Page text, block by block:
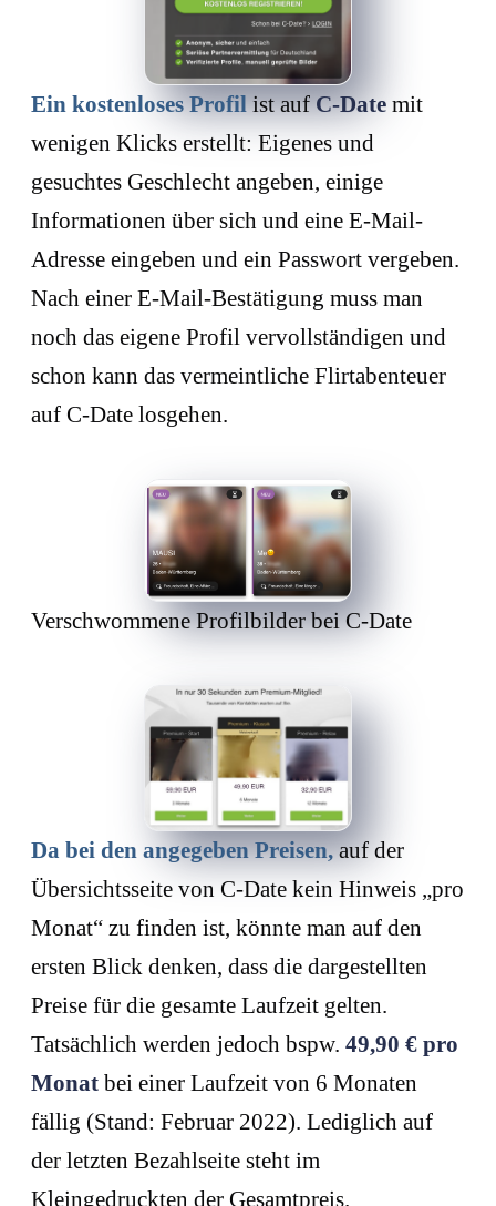
Ein kostenloses Profilist aufC-Date mit
wenigen Klicks erstellt: Eigenes und
gesuchtes Geschlecht angeben, einige
Informationen über sich und eine E-Mail-
Adresse eingeben und ein Passwort vergeben.
Nach einer E-Mail-Bestätigung muss man
noch das eigene Profil vervollständigen und
schon kann das vermeintliche Flirtabenteuer
auf C-Date losgehen.
Verschwommene Profilbilder bei C-Date
Da bei den angegeben Preisen,auf der
Übersichtsseite von C-Date kein Hinweis „pro
Monat“ zu finden ist, könnte man auf den
ersten Blick denken, dass die dargestellten
Preise für die gesamte Laufzeit gelten.
Tatsächlich werden jedoch bspw. 49,90 € pro
Monat bei einer Laufzeit von 6 Monaten
fällig (Stand: Februar 2022). Lediglich auf
der letzten Bezahlseite steht im
Kleingedruckten der Gesamtpreis.